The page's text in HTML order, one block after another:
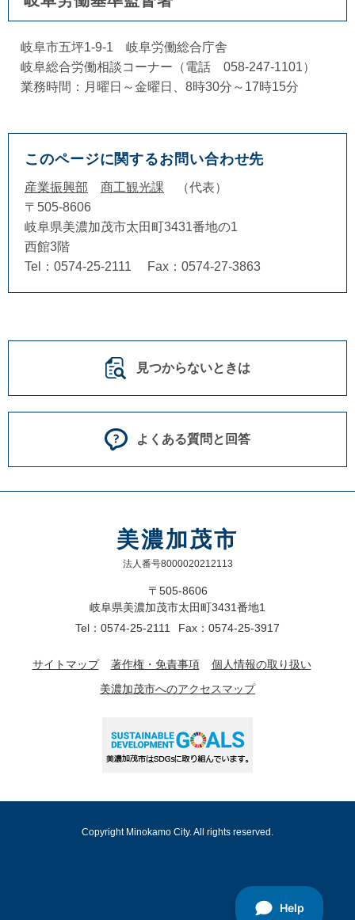
岐阜市五坪1-9-1 岐阜労働総合庁舎
岐阜総合労働相談コーナー（電話 058-247-1101）
業務時間：月曜日～金曜日、8時30分～17時15分
このページに関するお問い合わせ先
産業振興部 商工観光課
代表
〒505-8606
岐阜県美濃加茂市太田町3431番地の1
西館3階
Tel：0574-25-2111
Fax：0574-27-3863
見つからないときは
よくある質問と回答
美濃加茂市
法人番号8000020212113
〒505-8606
岐阜県美濃加茂市太田町3431番地1
Tel：0574-25-2111
Fax：0574-25-3917
サイトマップ 著作権・免責事項
個人情報の取り扱い
美濃加茂市へのアクセスマップ
Copyright Minokamo City. All rights reserved.